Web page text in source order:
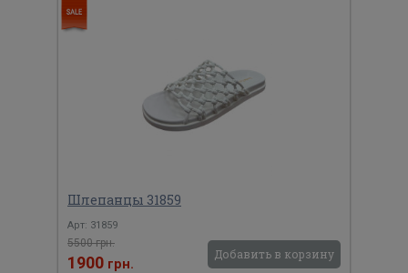
Шлепанцы 31859
Арт: 31859
5500 грн.
1900 грн.
Добавить в корзину